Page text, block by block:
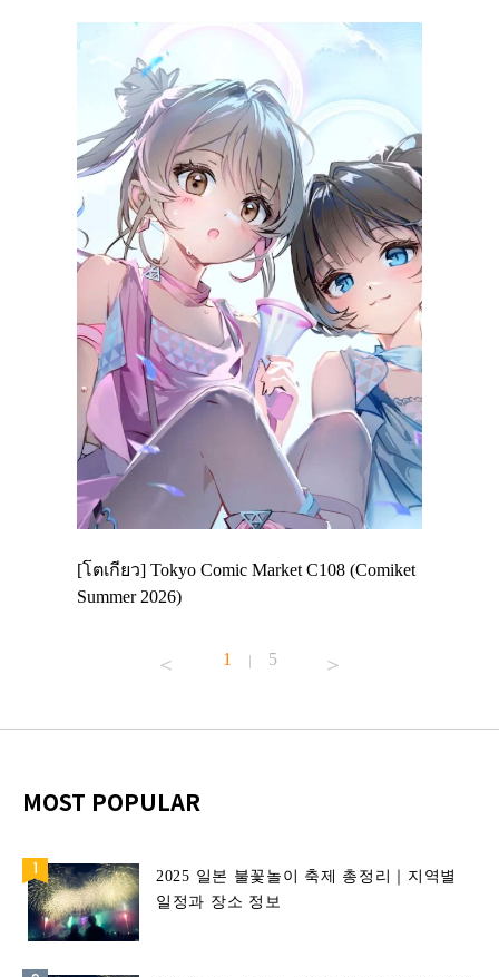
[โตเกียว] Tokyo Comic Market C108 (Comiket
Summer 2026)
1 | 5
MOST POPULAR
2025 일본 불꽃놀이 축제 총정리｜지역별
일정과 장소 정보